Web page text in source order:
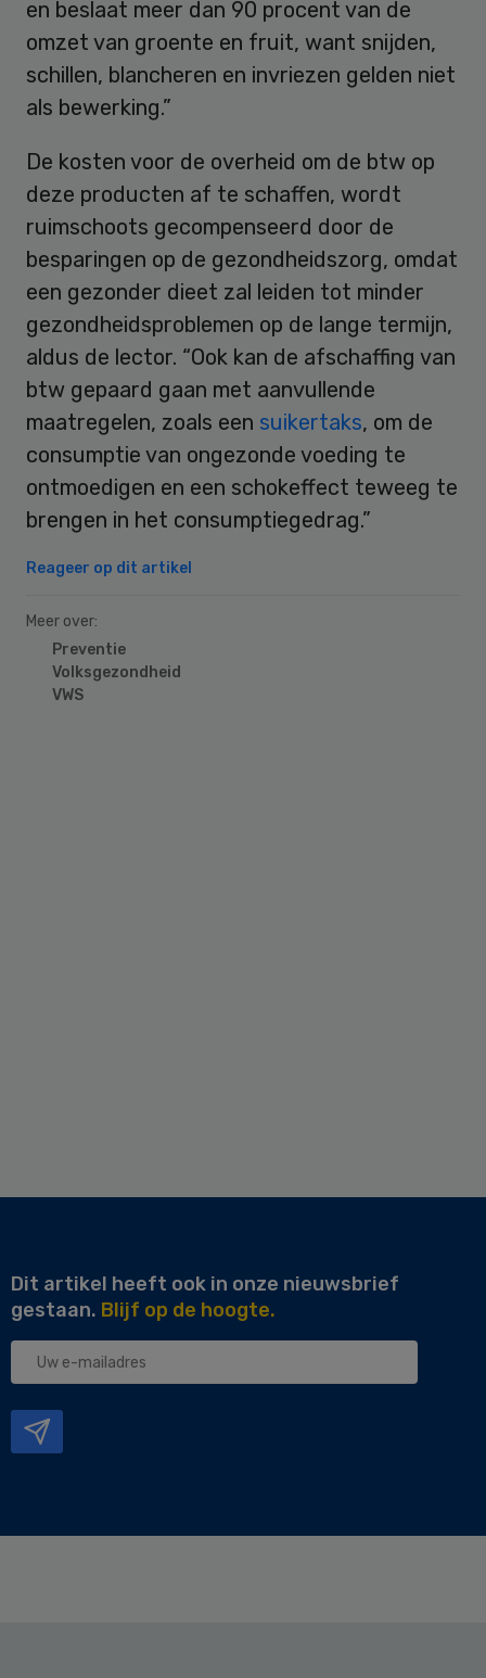
en beslaat meer dan 90 procent van de
omzet van groente en fruit, want snijden,
schillen, blancheren en invriezen gelden niet
als bewerking.”
De kosten voor de overheid om de btw op
deze producten af te schaffen, wordt
ruimschoots gecompenseerd door de
besparingen op de gezondheidszorg, omdat
een gezonder dieet zal leiden tot minder
gezondheidsproblemen op de lange termijn,
aldus de lector. “Ook kan de afschaffing van
btw gepaard gaan met aanvullende
maatregelen, zoals een suikertaks, om de
consumptie van ongezonde voeding te
ontmoedigen en een schokeffect teweeg te
brengen in het consumptiegedrag.”
Reageer op dit artikel
Meer over:
Preventie
Volksgezondheid
VWS
Dit artikel heeft ook in onze nieuwsbrief
gestaan. Blijf op de hoogte.
Uw